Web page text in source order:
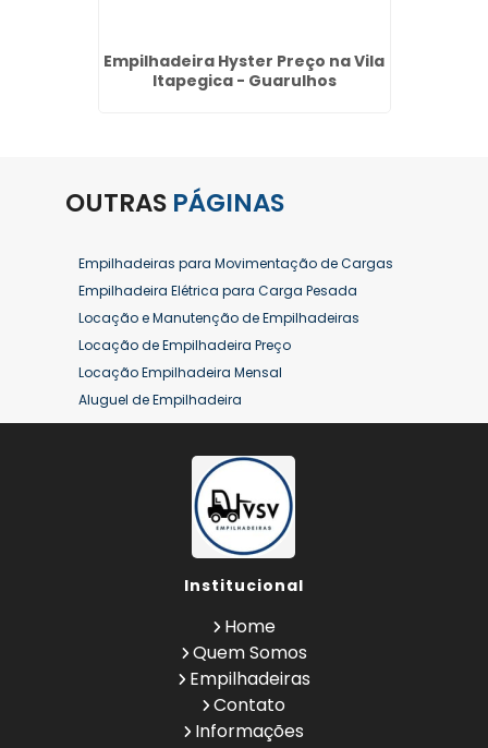
Empilhadeira Hyster Preço na Vila
Itapegica - Guarulhos
OUTRAS PÁGINAS
Empilhadeiras para Movimentação de Cargas
Empilhadeira Elétrica para Carga Pesada
Locação e Manutenção de Empilhadeiras
Locação de Empilhadeira Preço
Locação Empilhadeira Mensal
Aluguel de Empilhadeira
Aluguel de Empilhadeira a Combustão
Aluguel de Empilhadeira Diária Valor
Aluguel de Empilhadeira Elétrica
Aluguel de Empilhadeira Elétrica Preço
Aluguel de Empilhadeira Mensal
Aluguel de Empilhadeira Preço
Aluguel de Empilhadeira Valor
Aluguel de Empilhadeiras Eletricas
Conserto de Empilhadeira
Contrato de Locação de Empilhadeira
Empilhadeira a Combustão
Empilhadeira a Combustão Hyster
Institucional
Home
Quem Somos
Empilhadeiras
Contato
Informações